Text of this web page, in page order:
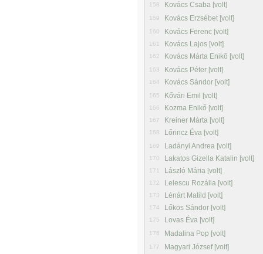
158 Kovács Csaba [volt]
159 Kovács Erzsébet [volt]
160 Kovács Ferenc [volt]
161 Kovács Lajos [volt]
162 Kovács Márta Enikõ [volt]
163 Kovács Péter [volt]
164 Kovács Sándor [volt]
165 Kővári Emil [volt]
166 Kozma Enikő [volt]
167 Kreiner Márta [volt]
168 Lőrincz Éva [volt]
169 Ladányi Andrea [volt]
170 Lakatos Gizella Katalin [volt]
171 László Mária [volt]
172 Lelescu Rozália [volt]
173 Lénárt Matild [volt]
174 Lőkös Sándor [volt]
175 Lovas Éva [volt]
176 Madalina Pop [volt]
177 Magyari József [volt]